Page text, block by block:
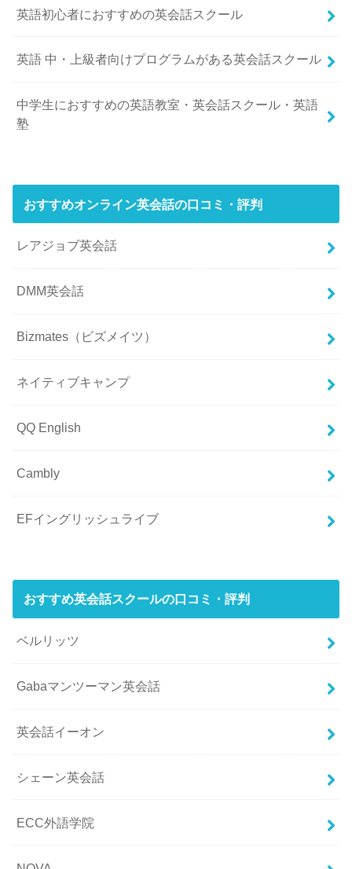
英語初心者におすすめの英会話スクール
英語 中・上級者向けプログラムがある英会話スクール
中学生におすすめの英語教室・英会話スクール・英語
塾
おすすめオンライン英会話の口コミ・評判
レアジョブ英会話
DMM英会話
Bizmates（ビズメイツ）
ネイティブキャンプ
QQ English
Cambly
EFイングリッシュライブ
おすすめ英会話スクールの口コミ・評判
ベルリッツ
Gabaマンツーマン英会話
英会話イーオン
シェーン英会話
ECC外語学院